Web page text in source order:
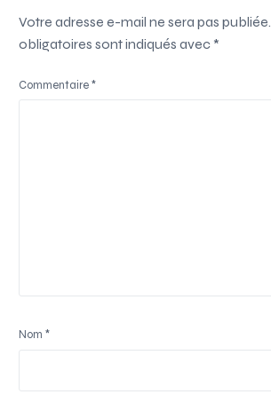
Votre adresse e-mail ne sera pas publiée.
obligatoires sont indiqués avec *
Commentaire*
Nom*